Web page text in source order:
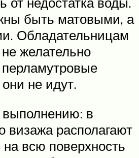
быть матовыми, а
Обладательницам
желательно
перламутровые
не идут.
в
визажа располагают
всю поверхность